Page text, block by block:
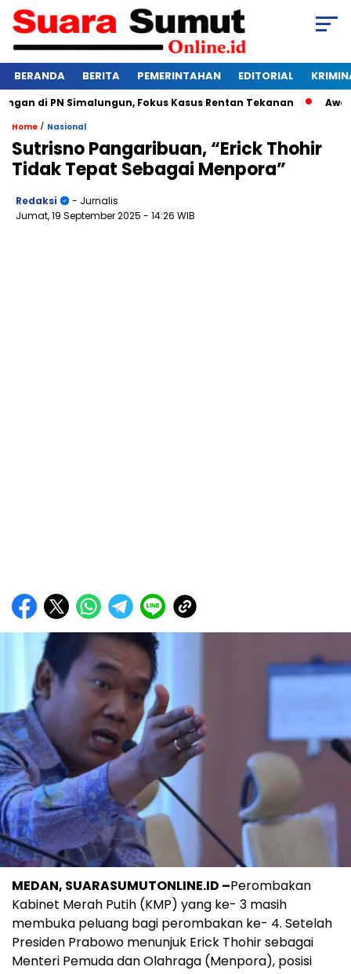
BERANDA BERITA PEMERINTAHAN EDITORIAL
PN Simalungun, Fokus Kasus Rentan Tekanan Awas
Home / Nasional
Sutrisno Pangaribuan, “Erick Thohir
Tidak Tepat Sebagai Menpora”
Redaksi
- Jurnalis
Jumat, 19 September 2025 - 14:26 WIB
MEDAN, SUARASUMUTONLINE.ID –Perombakan
Kabinet Merah Putih (KMP) yang ke- 3 masih
membuka peluang bagi perombakan ke- 4. Setelah
Presiden Prabowo menunjuk Erick Thohir sebagai
Menteri Pemuda dan Olahraga (Menpora), posisi